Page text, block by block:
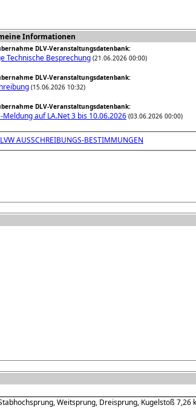
Informationen
DLV-Veranstaltungsdatenbank:
Technische Besprechung (21.06.2026 00:00)
DLV-Veranstaltungsdatenbank:
(15.06.2026 10:32)
DLV-Veranstaltungsdatenbank:
Meldung auf LA.Net 3 bis 10.06.2026 (03.06.2026 00:00)
AUSSCHREIBUNGS-BESTIMMUNGEN
Weitsprung, Dreisprung, Kugelstoß 7,26